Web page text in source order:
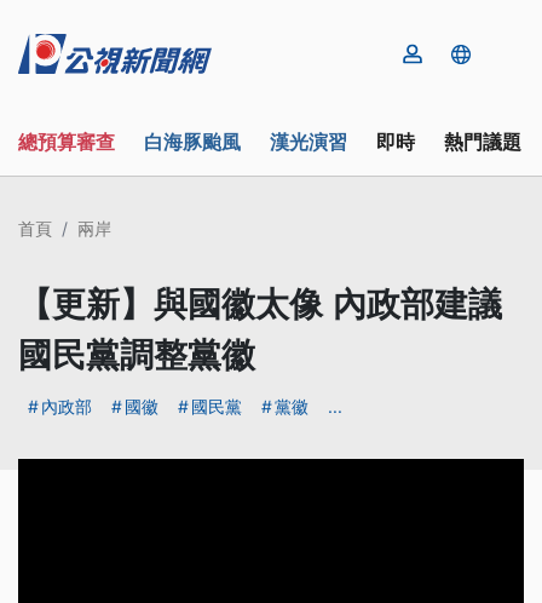
總預算審查 白海豚颱風 漢光演習 即時 熱門議題
首頁 兩岸
【更新】與國徽太像 內政部建議
國民黨調整黨徽
內政部 國徽 國民黨 黨徽 ...